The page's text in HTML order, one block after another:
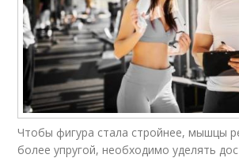
Чтобы фигура стала стройнее, мышцы
более упругой, необходимо уделять